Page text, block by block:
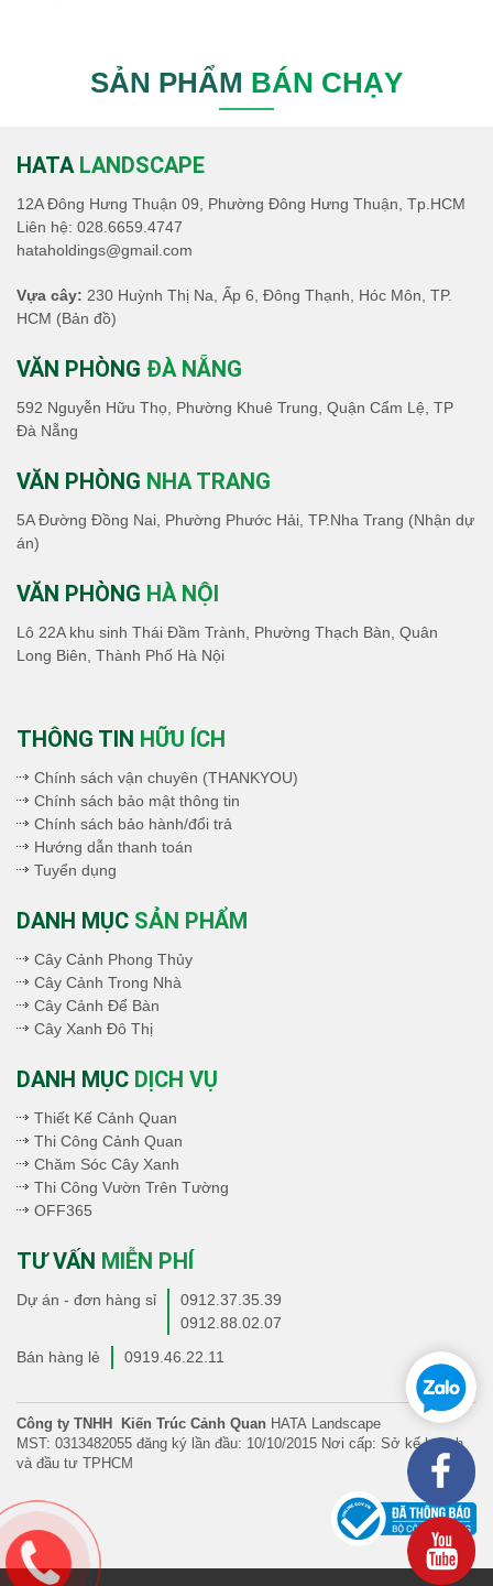
SẢN PHẨM BÁN CHẠY
HATA LANDSCAPE
12A Đông Hưng Thuận 09, Phường Đông Hưng Thuận, Tp.HCM
Liên hệ: 028.6659.4747
hataholdings@gmail.com
Vựa cây: 230 Huỳnh Thị Na, Ấp 6, Đông Thạnh, Hóc Môn, TP.
HCM (Bản đồ)
VĂN PHÒNG ĐÀ NẴNG
592 Nguyễn Hữu Thọ, Phường Khuê Trung, Quận Cẩm Lệ, TP
Đà Nẵng
VĂN PHÒNG NHA TRANG
5A Đường Đồng Nai, Phường Phước Hải, TP.Nha Trang (Nhận dự
án)
VĂN PHÒNG HÀ NỘI
Lô 22A khu sinh Thái Đầm Trành, Phường Thạch Bàn, Quân
Long Biên, Thành Phố Hà Nội
THÔNG TIN HỮU ÍCH
Chính sách vận chuyên (THANKYOU)
Chính sách bảo mật thông tin
Chính sách bảo hành/đổi trả
Hướng dẫn thanh toán
Tuyển dụng
DANH MỤC SẢN PHẨM
Cây Cảnh Phong Thủy
Cây Cảnh Trong Nhà
Cây Cảnh Để Bàn
Cây Xanh Đô Thị
DANH MỤC DỊCH VỤ
Thiết Kế Cảnh Quan
Thi Công Cảnh Quan
Chăm Sóc Cây Xanh
Thi Công Vườn Trên Tường
OFF365
TƯ VẤN MIỄN PHÍ
Dự án - đơn hàng sỉ
0912.37.35.39
0912.88.02.07
Bán hàng lẻ
0919.46.22.11
Công ty TNHH Kiến Trúc Cảnh Quan HATA Landscape
MST: 0313482055 đăng ký lần đầu: 10/10/2015 Nơi cấp: Sở kế hoạch
và đầu tư TPHCM